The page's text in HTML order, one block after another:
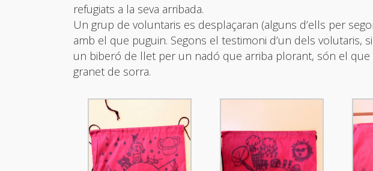
refugiats a la seva arribada.
Un grup de voluntaris es desplaçaran (alguns d’ells per
amb el que puguin. Segons el testimoni d’un dels
un biberó de llet per un nadó que arriba plorant, són el
granet de sorra.